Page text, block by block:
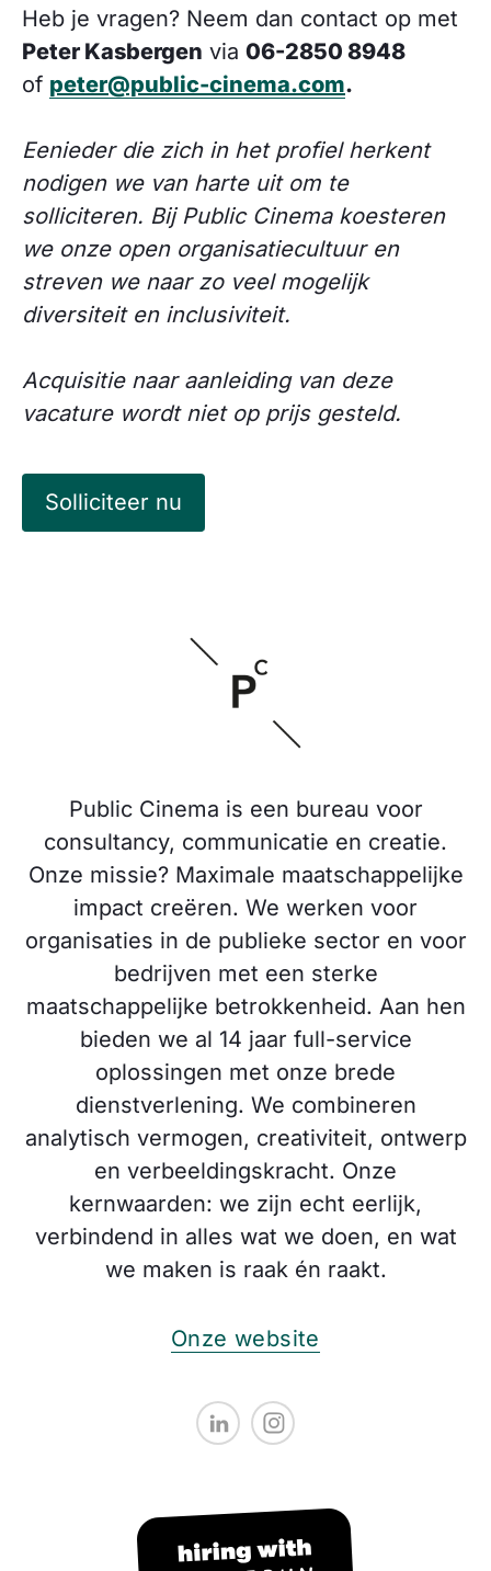
Heb je vragen? Neem dan contact op met
Peter Kasbergen via 06-2850 8948
of peter@public-cinema.com.
Eenieder die zich in het profiel herkent
nodigen we van harte uit om te
solliciteren. Bij Public Cinema koesteren
we onze open organisatiecultuur en
streven we naar zo veel mogelijk
diversiteit en inclusiviteit.
Acquisitie naar aanleiding van deze
vacature wordt niet op prijs gesteld.
Solliciteer nu
Public Cinema is een bureau voor
consultancy, communicatie en creatie.
Onze missie? Maximale maatschappelijke
impact creëren. We werken voor
organisaties in de publieke sector en voor
bedrijven met een sterke
maatschappelijke betrokkenheid. Aan hen
bieden we al 14 jaar full-service
oplossingen met onze brede
dienstverlening. We combineren
analytisch vermogen, creativiteit, ontwerp
en verbeeldingskracht. Onze
kernwaarden: we zijn echt eerlijk,
verbindend in alles wat we doen, en wat
we maken is raak én raakt.
Onze website